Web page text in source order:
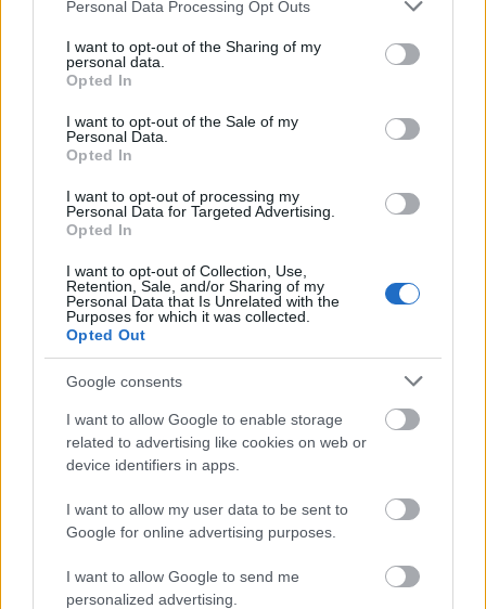
not limited to your visit or usage behaviour. You may click to
grant or deny consent to Google and its third-party tags to
use your data for below specified purposes in below Google
consent section.
Personal Data Processing Opt Outs
I want to opt-out of the Sharing of my
personal data.
Opted In
I want to opt-out of the Sale of my
Personal Data.
Opted In
I want to opt-out of processing my
Personal Data for Targeted Advertising.
Opted In
I want to opt-out of Collection, Use,
Retention, Sale, and/or Sharing of my
Personal Data that Is Unrelated with the
Purposes for which it was collected.
Opted Out
Google consents
I want to allow Google to enable storage
related to advertising like cookies on web or
device identifiers in apps.
I want to allow my user data to be sent to
Google for online advertising purposes.
I want to allow Google to send me
personalized advertising.
futam rendezésére. A korábbi zempléni futamok
egyik nagy hiányossága az volt, hogy nem
rendelkezett olyan méretű és infrastruktúrájú
várossal, ami egy ilyen rendezvény központjaként
működhetett volna, így került a képbe és lett a
névadója a futamnak Nyíregyháza. A várostól
rengeteg segítséget kapunk, mindenben
együttműködnek velünk, teljes mértékben
partnerként állnak a futamhoz és ők is azért
dolgoznak, hogy ez egy jó és európai színvonalú
esemény legyen. 2018-ban az I. Nyíregyháza Ralival
tulajdonképp már egy ERC futamot imitáltunk a
verseny hosszát tekintve, illetve minden más
szempontból is arra törekedtünk, hogy az ide
érkezett megfigyelők elégedettek legyen a
látottakkal.”
Ahhoz, hogy eljussunk a 2018-as versenyt megelőző
sajtótájékoztatóig – ahol hivatalosan is bejelentették
bekerülésünket a 2019-es ERC naptárba – még
rengeteg munka várt a TRP-re. „Közel egy éves
egyeztetés és tárgyalássorozat előzte meg ezt a
bejelentést. Az Eurosport mellett az FIA-val is
folyamatosan tartanunk kellett a kapcsolatot, akik
végig követték a munkánkat. Bemutattuk nekik a